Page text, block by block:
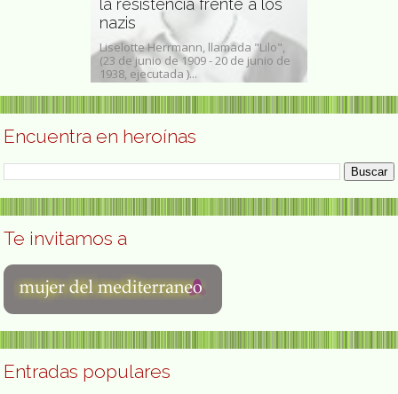
la resistencia frente a los
nazis
Liselotte Herrmann, llamada "Lilo",
(23 de junio de 1909 - 20 de junio de
1938, ejecutada )...
Encuentra en heroínas
Te invitamos a
Entradas populares